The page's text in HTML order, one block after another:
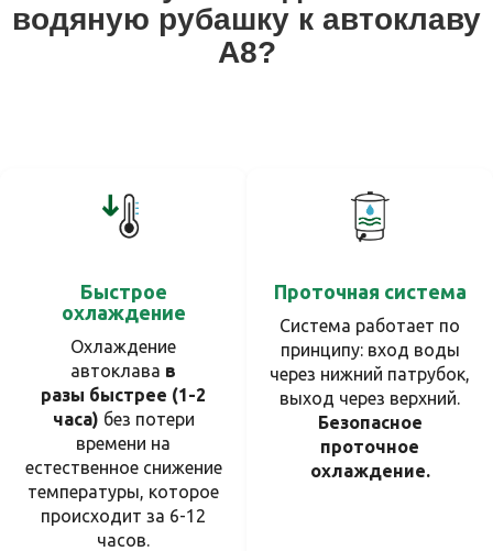
водяную рубашку к автоклаву
A8?
Быстрое
охлаждение
Охлаждение
автоклава в
разы быстрее (1-2
часа) без потери
времени на
естественное снижение
температуры, которое
происходит за 6-12
часов.
Проточная система
Система работает по
принципу: вход воды
через нижний патрубок,
выход через верхний.
Безопасное
проточное
охлаждение.